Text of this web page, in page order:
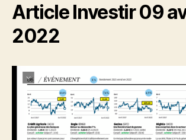
Article Investir 09
2022